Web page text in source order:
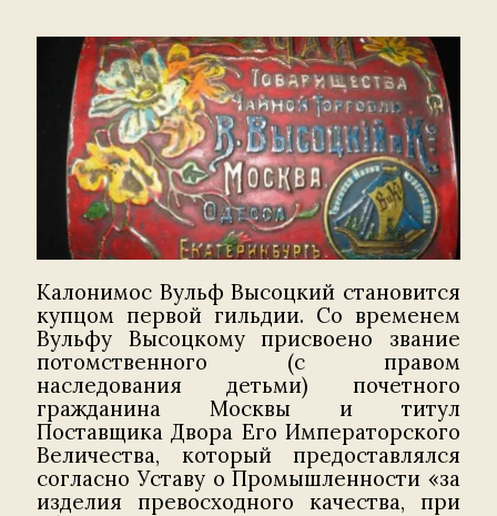
Калонимос Вульф Высоцкий становится
купцом первой гильдии. Со временем
Вульфу Высоцкому присвоено звание
потомственного (с правом
наследования детьми) почетного
гражданина Москвы и титул
Поставщика Двора Его Императорского
Величества, который предоставлялся
согласно Уставу о Промышленности «за
изделия превосходного качества, при